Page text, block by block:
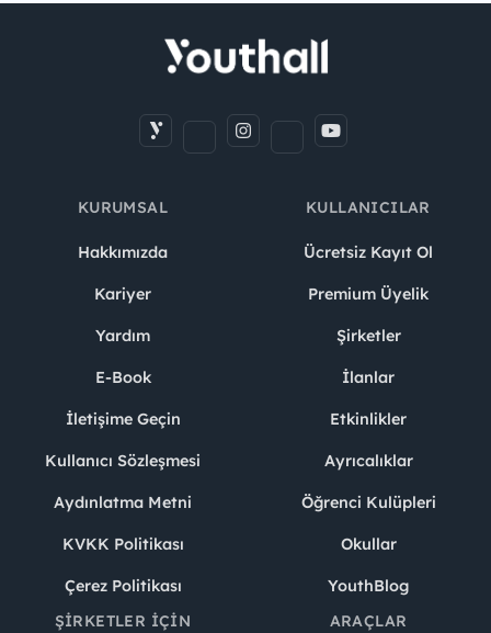
KURUMSAL
Hakkımızda
Kariyer
Yardım
E-Book
İletişime Geçin
Kullanıcı Sözleşmesi
Aydınlatma Metni
KVKK Politikası
Çerez Politikası
KULLANICILAR
Ücretsiz Kayıt Ol
Premium Üyelik
Şirketler
İlanlar
Etkinlikler
Ayrıcalıklar
Öğrenci Kulüpleri
Okullar
YouthBlog
ŞIRKETLER İÇIN
ARAÇLAR